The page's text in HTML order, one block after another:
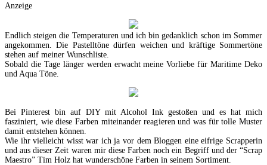
Anzeige
Endlich steigen die Temperaturen und ich bin gedanklich schon im Sommer
angekommen. Die Pastelltöne dürfen weichen und kräftige Sommertöne
stehen auf meiner Wunschliste.
Sobald die Tage länger werden erwacht meine Vorliebe für Maritime Deko
und Aqua Töne.
Bei Pinterest bin auf DIY mit Alcohol Ink gestoßen und es hat mich
fasziniert, wie diese Farben miteinander reagieren und was für tolle Muster
damit entstehen können.
Wie ihr vielleicht wisst war ich ja vor dem Bloggen eine eifrige Scrapperin
und aus dieser Zeit waren mir diese Farben noch ein Begriff und der “Scrap
Maestro” Tim Holz hat wunderschöne Farben in seinem Sortiment.